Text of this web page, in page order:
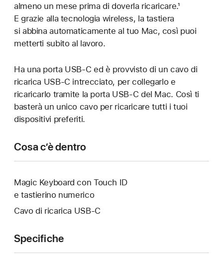
almeno un mese prima di doverla ricaricare.¹
E grazie alla tecnologia wireless, la tastiera
si abbina automaticamente al tuo Mac, così puoi
metterti subito al lavoro.
Ha una porta USB‑C ed è provvisto di un cavo di
ricarica USB‑C intrecciato, per collegarlo e
ricaricarlo tramite la porta USB‑C del Mac. Così ti
basterà un unico cavo per ricaricare tutti i tuoi
dispositivi preferiti.
Cosa c’è dentro
Magic Keyboard con Touch ID
e tastierino numerico
Cavo di ricarica USB‑C
Specifiche